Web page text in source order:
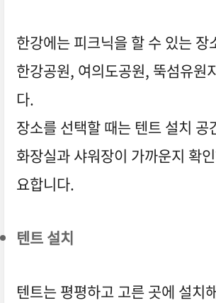
한강에는 피크닉을 할 수 있는 장
한강공원, 여의도공원, 뚝섬유원
다.
장소를 선택할 때는 텐트 설치 공
화장실과 샤워장이 가까운지 확
요합니다.
텐트 설치
텐트는 평평하고 고른 곳에 설치